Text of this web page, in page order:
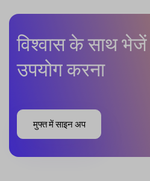
विश्वास के साथ भेजें
उपयोग करना
मुफ्त में साइन अप